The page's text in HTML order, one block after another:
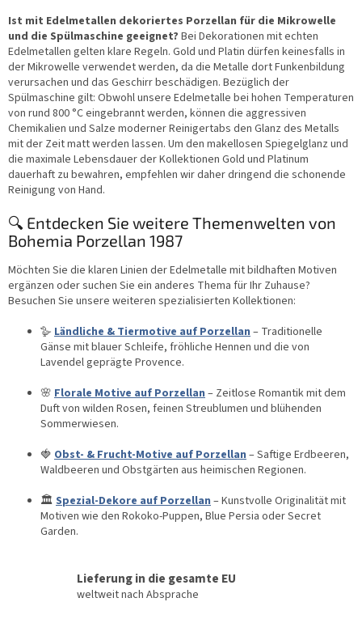
Ist mit Edelmetallen dekoriertes Porzellan für die Mikrowelle
und die Spülmaschine geeignet? Bei Dekorationen mit echten
Edelmetallen gelten klare Regeln. Gold und Platin dürfen keinesfalls in
der Mikrowelle verwendet werden, da die Metalle dort Funkenbildung
verursachen und das Geschirr beschädigen. Bezüglich der
Spülmaschine gilt: Obwohl unsere Edelmetalle bei hohen Temperaturen
von rund 800 °C eingebrannt werden, können die aggressiven
Chemikalien und Salze moderner Reinigertabs den Glanz des Metalls
mit der Zeit matt werden lassen. Um den makellosen Spiegelglanz und
die maximale Lebensdauer der Kollektionen Gold und Platinum
dauerhaft zu bewahren, empfehlen wir daher dringend die schonende
Reinigung von Hand.
🔍 Entdecken Sie weitere Themenwelten von
Bohemia Porzellan 1987
Möchten Sie die klaren Linien der Edelmetalle mit bildhaften Motiven
ergänzen oder suchen Sie ein anderes Thema für Ihr Zuhause?
Besuchen Sie unsere weiteren spezialisierten Kollektionen:
🪿 Ländliche & Tiermotive auf Porzellan– Traditionelle
Gänse mit blauer Schleife, fröhliche Hennen und die von
Lavendel geprägte Provence.
🌸 Florale Motive auf Porzellan– Zeitlose Romantik mit dem
Duft von wilden Rosen, feinen Streublumen und blühenden
Sommerwiesen.
🍓 Obst- & Frucht-Motive auf Porzellan– Saftige Erdbeeren,
Waldbeeren und Obstgärten aus heimischen Regionen.
🏛️ Spezial-Dekore auf Porzellan– Kunstvolle Originalität mit
Motiven wie den Rokoko-Puppen, Blue Persia oder Secret
Garden.
Lieferung in die gesamte EU
weltweit nach Absprache